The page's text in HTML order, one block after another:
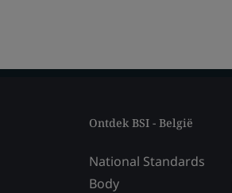
Ontdek BSI - België
National Standards
Body